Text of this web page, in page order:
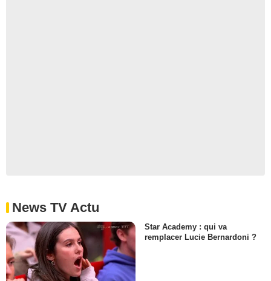
News TV Actu
Star Academy : qui va
remplacer Lucie Bernardoni ?